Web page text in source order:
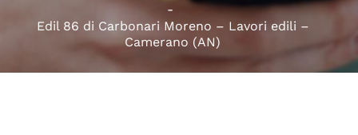
Edil 86 di Carbonari Moreno – Lavori edili –
Camerano (AN)